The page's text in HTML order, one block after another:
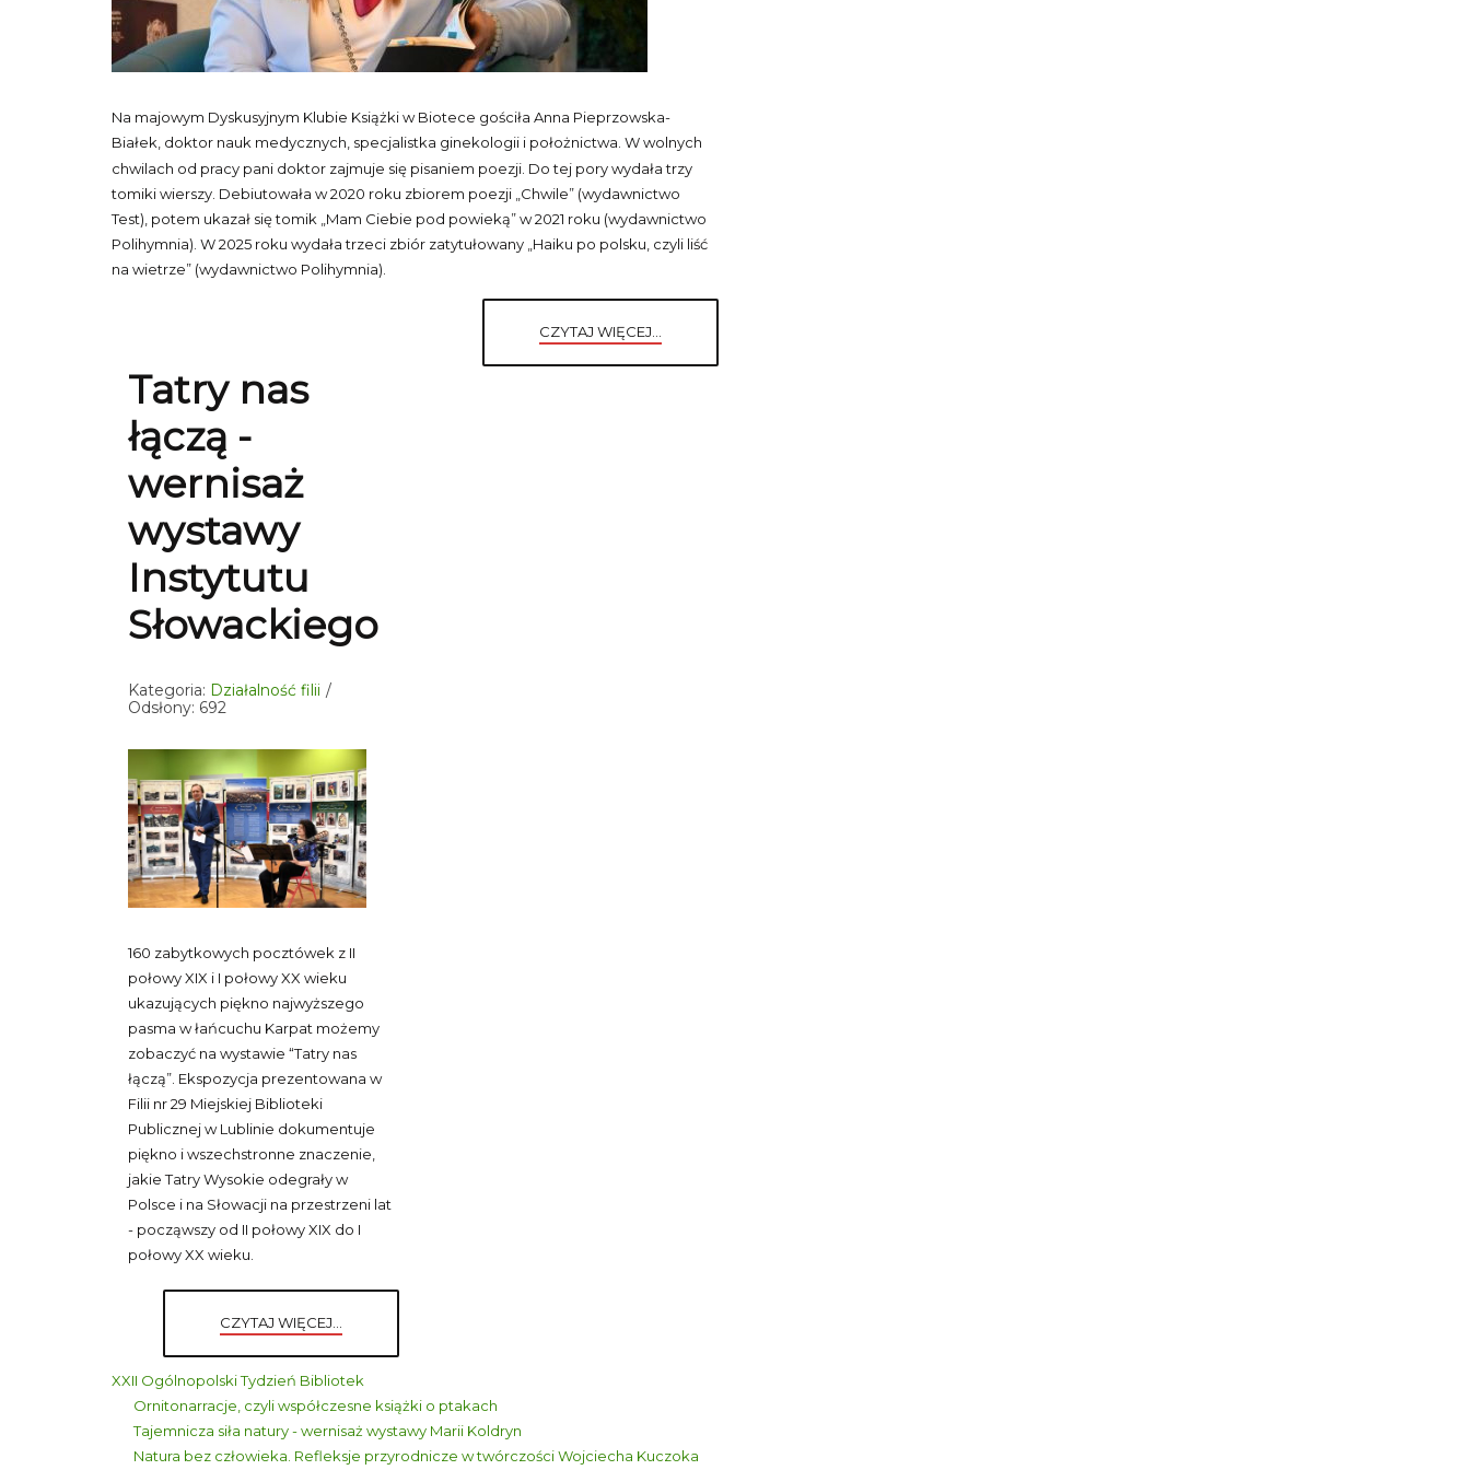
Na majowym Dyskusyjnym Klubie Książki w Biotece gościła Anna Pieprzowska-
Białek, doktor nauk medycznych, specjalistka ginekologii i położnictwa. W wolnych
chwilach od pracy pani doktor zajmuje się pisaniem poezji. Do tej pory wydała trzy
tomiki wierszy. Debiutowała w 2020 roku zbiorem poezji „Chwile” (wydawnictwo
Test), potem ukazał się tomik „Mam Ciebie pod powieką” w 2021 roku (wydawnictwo
Polihymnia). W 2025 roku wydała trzeci zbiór zatytułowany „Haiku po polsku, czyli liść
na wietrze” (wydawnictwo Polihymnia).
CZYTAJ WIĘCEJ...
Tatry nas
łączą -
wernisaż
wystawy
Instytutu
Słowackiego
Kategoria: Działalność filii
Odsłony: 692
160 zabytkowych pocztówek z II
połowy XIX i I połowy XX wieku
ukazujących piękno najwyższego
pasma w łańcuchu Karpat możemy
zobaczyć na wystawie “Tatry nas
łączą”. Ekspozycja prezentowana w
Filii nr 29 Miejskiej Biblioteki
Publicznej w Lublinie dokumentuje
piękno i wszechstronne znaczenie,
jakie Tatry Wysokie odegrały w
Polsce i na Słowacji na przestrzeni lat
- począwszy od II połowy XIX do I
połowy XX wieku.
CZYTAJ WIĘCEJ...
XXII Ogólnopolski Tydzień Bibliotek
Ornitonarracje, czyli współczesne książki o ptakach
Tajemnicza siła natury - wernisaż wystawy Marii Koldryn
Natura bez człowieka. Refleksje przyrodnicze w twórczości Wojciecha Kuczoka